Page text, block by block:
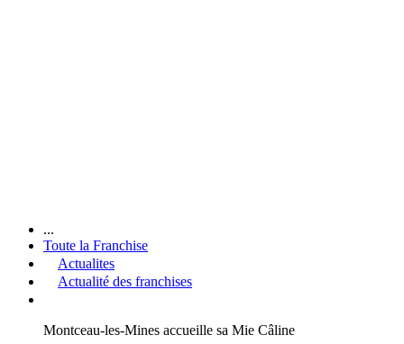
...
Toute la Franchise
Actualites
Actualité des franchises
Montceau-les-Mines accueille sa Mie Câline